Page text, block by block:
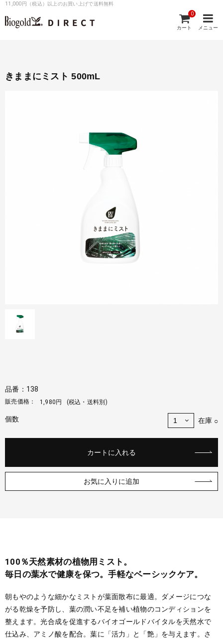
11,000円（税込）以上のお買い上げで送料無料
カート
0
メニュー
きままにミスト 500mL
品番：138
販売価格： 1,980円 (税込・送料別)
個数 在庫 ○
カートに入れる
お気に入りに追加
100％天然素材の植物用ミスト。
毎日の葉水で健康を保つ。手軽なベーシックケア。
朝もやのような細かなミストが葉面散布に最適。ダメージにつな
がる乾燥を予防し、葉の潤い不足を補い植物のコンディションを
整えます。光合成を促進するバイオゴールドバイタルを天然水で
仕込み、アミノ酸を配合。葉に「活力」と「艶」を与えます。さ